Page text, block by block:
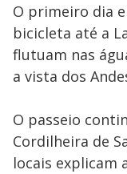
O primeiro dia
bicicleta até a
flutuam nas
a vista dos
O passeio
Cordilheira de
locais explicam